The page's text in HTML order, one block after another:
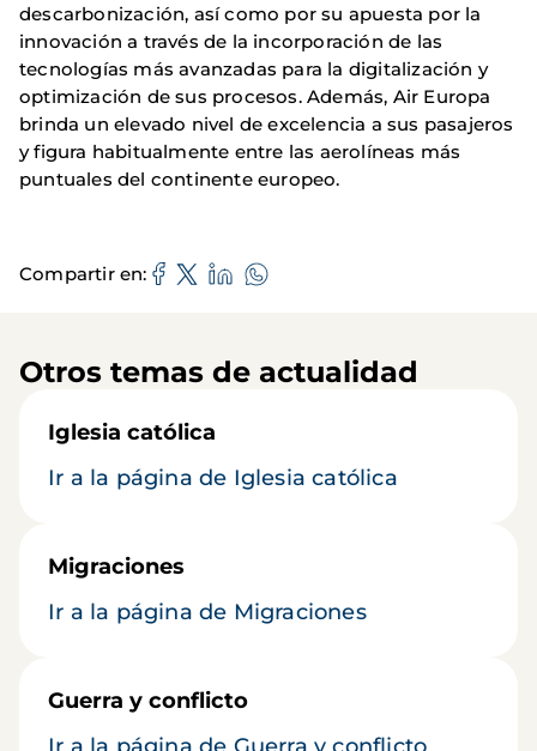
descarbonización, así como por su apuesta por la
innovación a través de la incorporación de las
tecnologías más avanzadas para la digitalización y
optimización de sus procesos. Además, Air Europa
brinda un elevado nivel de excelencia a sus pasajeros
y figura habitualmente entre las aerolíneas más
puntuales del continente europeo.
Compartir en
Otros temas de actualidad
Iglesia católica
Ir a la página de Iglesia católica
Migraciones
Ir a la página de Migraciones
Guerra y conflicto